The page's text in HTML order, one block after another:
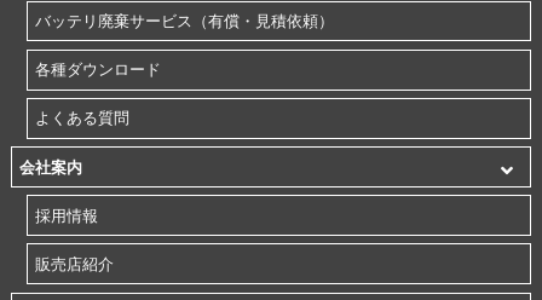
バッテリ廃棄サービス（有償・見積依頼）
各種ダウンロード
よくある質問
会社案内
採用情報
販売店紹介